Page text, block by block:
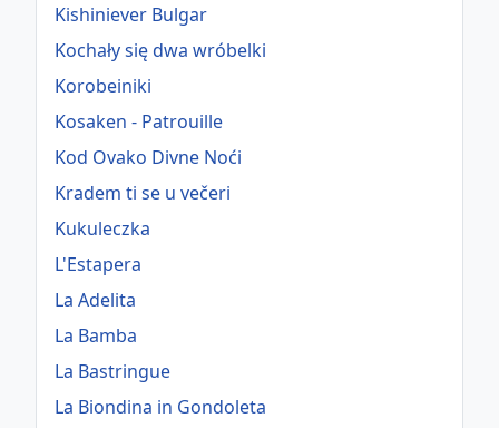
Kishiniever Bulgar
Kochały się dwa wróbelki
Korobeiniki
Kosaken - Patrouille
Kod Ovako Divne Noći
Kradem ti se u večeri
Kukuleczka
L'Estapera
La Adelita
La Bamba
La Bastringue
La Biondina in Gondoleta